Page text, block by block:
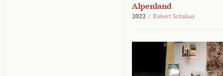
Alpenland
2022 / Robert Schabus